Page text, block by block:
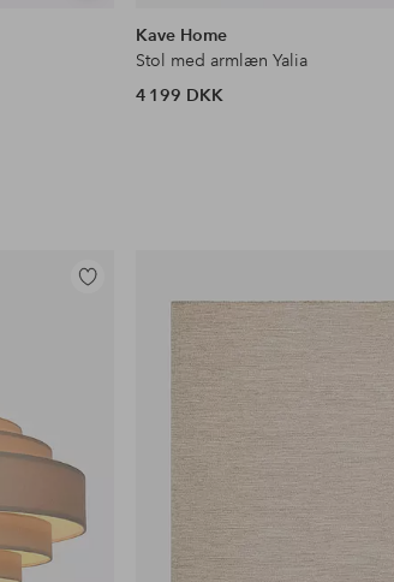
Kave Home
Stol med armlæn Yalia
4 199 DKK
Tilføj